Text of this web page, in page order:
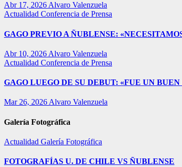
Abr 17, 2026 Alvaro Valenzuela
Actualidad Conferencia de Prensa
GAGO PREVIO A ÑUBLENSE:
Abr 10, 2026 Alvaro Valenzuela
Actualidad Conferencia de Prensa
GAGO LUEGO DE SU DEBUT: «FUE UN
Mar 26, 2026 Alvaro Valenzuela
Galería Fotográfica
Actualidad Galería Fotográfica
FOTOGRAFÍAS U. DE CHILE VS ÑUBLENSE